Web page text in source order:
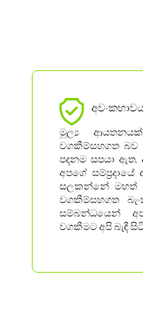
මූල්‍ය
වගකීම්සහගත බව
පදනම සපයා
අපගේ
සලකන්නේ මහත්
වගකීම්සහගත
සම්බන්ධයෙන්
වගකීමට අපි බැඳී